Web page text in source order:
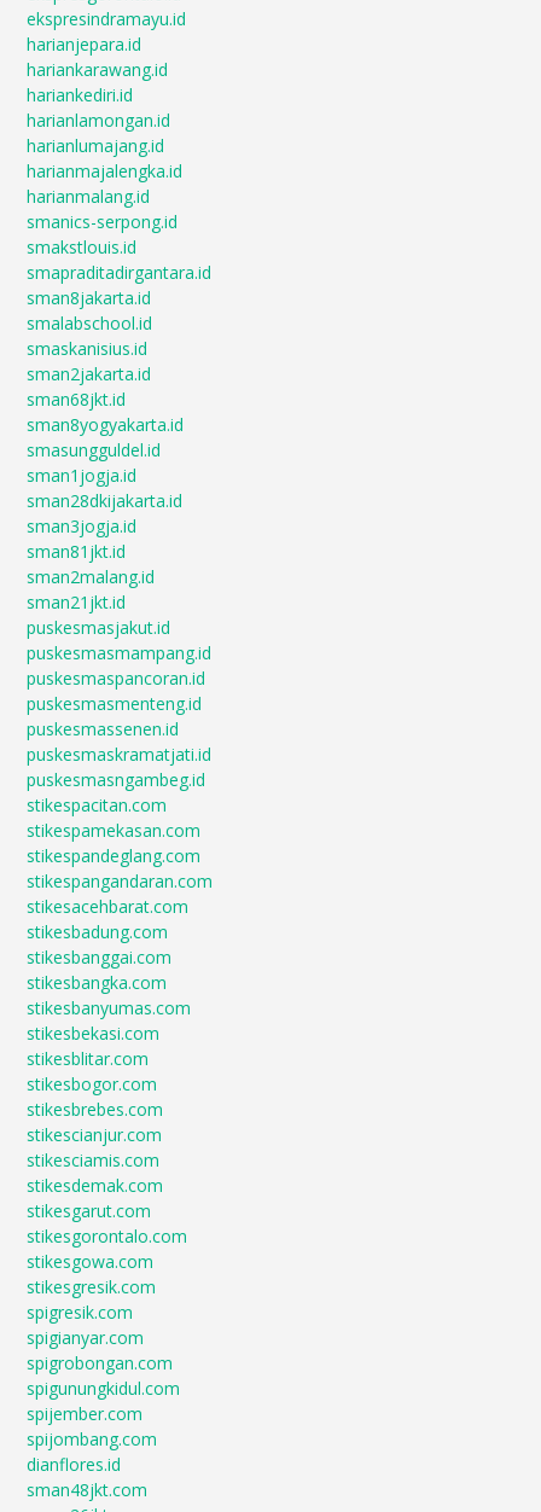
ekspresindramayu.id
harianjepara.id
hariankarawang.id
hariankediri.id
harianlamongan.id
harianlumajang.id
harianmajalengka.id
harianmalang.id
smanics-serpong.id
smakstlouis.id
smapraditadirgantara.id
sman8jakarta.id
smalabschool.id
smaskanisius.id
sman2jakarta.id
sman68jkt.id
sman8yogyakarta.id
smasungguldel.id
sman1jogja.id
sman28dkijakarta.id
sman3jogja.id
sman81jkt.id
sman2malang.id
sman21jkt.id
puskesmasjakut.id
puskesmasmampang.id
puskesmaspancoran.id
puskesmasmenteng.id
puskesmassenen.id
puskesmaskramatjati.id
puskesmasngambeg.id
stikespacitan.com
stikespamekasan.com
stikespandeglang.com
stikespangandaran.com
stikesacehbarat.com
stikesbadung.com
stikesbanggai.com
stikesbangka.com
stikesbanyumas.com
stikesbekasi.com
stikesblitar.com
stikesbogor.com
stikesbrebes.com
stikescianjur.com
stikesciamis.com
stikesdemak.com
stikesgarut.com
stikesgorontalo.com
stikesgowa.com
stikesgresik.com
spigresik.com
spigianyar.com
spigrobongan.com
spigunungkidul.com
spijember.com
spijombang.com
dianflores.id
sman48jkt.com